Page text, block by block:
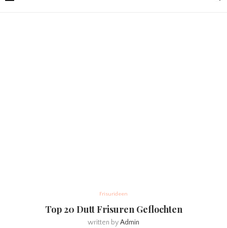
Frisurideen
Top 20 Dutt Frisuren Geflochten
written byAdmin